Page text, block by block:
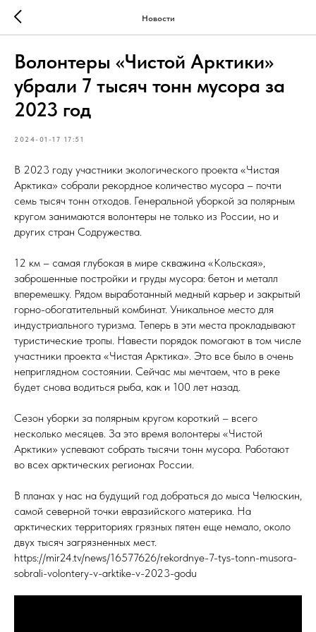
Новости
Волонтеры «Чистой Арктики»
убрали 7 тысяч тонн мусора за
2023 год
2024-01-17 17:51
В 2023 году участники экологического проекта «Чистая
Арктика» собрали рекордное количество мусора – почти
семь тысяч тонн отходов. Генеральной уборкой за полярным
кругом занимаются волонтеры не только из России, но и
других стран Содружества.
12 км – самая глубокая в мире скважина «Кольская»,
заброшенные постройки и груды мусора: бетон и металл
вперемешку. Рядом выработанный медный карьер и закрытый
горно-обогатительный комбинат. Уникальное место для
индустриального туризма. Теперь в эти места прокладывают
туристические тропы. Навести порядок помогают в том числе
участники проекта «Чистая Арктика». Это все было в очень
неприглядном состоянии. Сейчас мы мечтаем, что в реке
будет снова водиться рыба, как и 100 лет назад.
Сезон уборки за полярным кругом короткий – всего
несколько месяцев. За это время волонтеры «Чистой
Арктики» успевают собрать тысячи тонн мусора. Работают
во всех арктических регионах России.
В планах у нас на будущий год добраться до мыса Челюскин,
самой северной точки евразийского материка. На
арктических территориях грязных пятен еще немало, около
двух тысяч загрязненных мест.
https://mir24.tv/news/16577626/rekordnye-7-tys-tonn-musora-
sobrali-volontery-v-arktike-v-2023-godu